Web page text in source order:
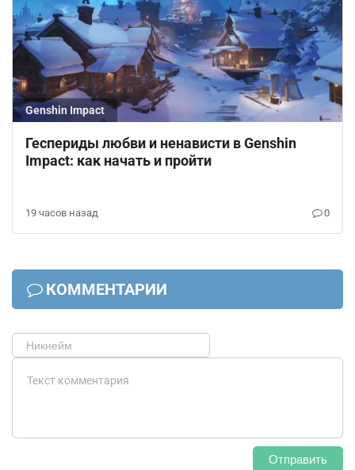
Genshin Impact
Геспериды любви и ненависти в Genshin
Impact: как начать и пройти
19 часов назад 0
КОММЕНТАРИИ
Отправить